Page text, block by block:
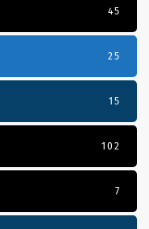
45
25
15
102
7